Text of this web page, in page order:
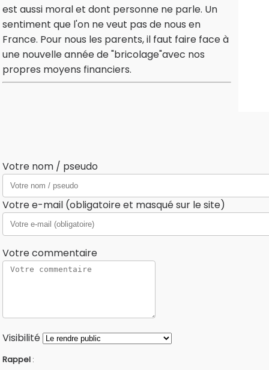
est aussi moral et dont personne ne parle. Un
sentiment que l'on ne veut pas de nous en
France. Pour nous les parents, il faut faire face à
une nouvelle année de "bricolage"avec nos
propres moyens financiers.
Votre nom / pseudo
Votre e-mail (obligatoire et masqué sur le site)
Votre commentaire
Visibilité
Rappel :